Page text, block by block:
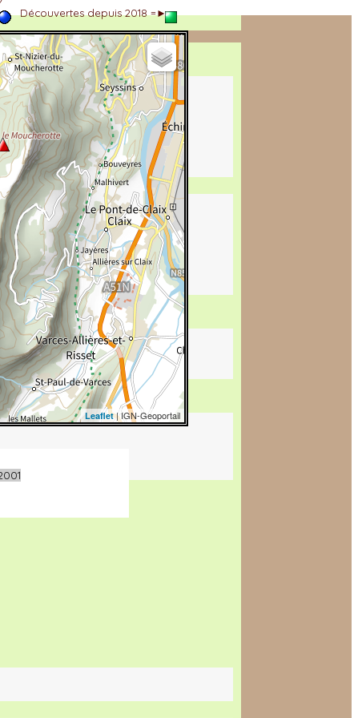
Leaflet| IGN-Geoportail
Découvertes depuis 2018 =►